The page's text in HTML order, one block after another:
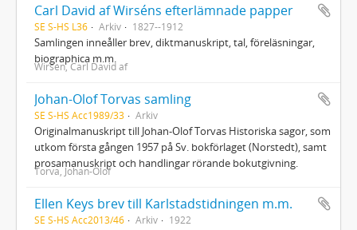
Carl David af Wirséns efterlämnade papper
SE S-HS L36 Arkiv 1827--1912
Samlingen inneåller brev, diktmanuskript, tal, föreläsningar,
biographica m.m.
Wirsén, Carl David af
Johan-Olof Torvas samling
SE S-HS Acc1989/33 Arkiv
Originalmanuskript till Johan-Olof Torvas Historiska sagor, som
utkom första gången 1957 på Sv. bokförlaget (Norstedt), samt
prosamanuskript och handlingar rörande bokutgivning.
Torva, Johan-Olof
Ellen Keys brev till Karlstadstidningen m.m.
SE S-HS Acc2013/46 Arkiv 1922